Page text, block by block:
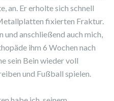
an. Er erholte sich schnell
fixierten Fraktur.
und anschließend auch mich,
ihm 6 Wochen nach
sein Bein wieder voll
und Fußball spielen.